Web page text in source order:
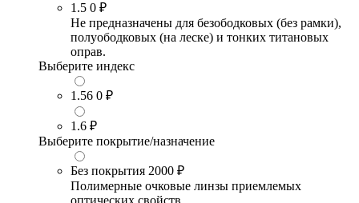
1.5 0 ₽
Не предназначены для безободковых (без рамки),
полуободковых (на леске) и тонких титановых
оправ.
Выберите индекс
1.56 0 ₽
1.6 ₽
Выберите покрытие/назначение
Без покрытия 2000 ₽
Полимерные очковые линзы приемлемых